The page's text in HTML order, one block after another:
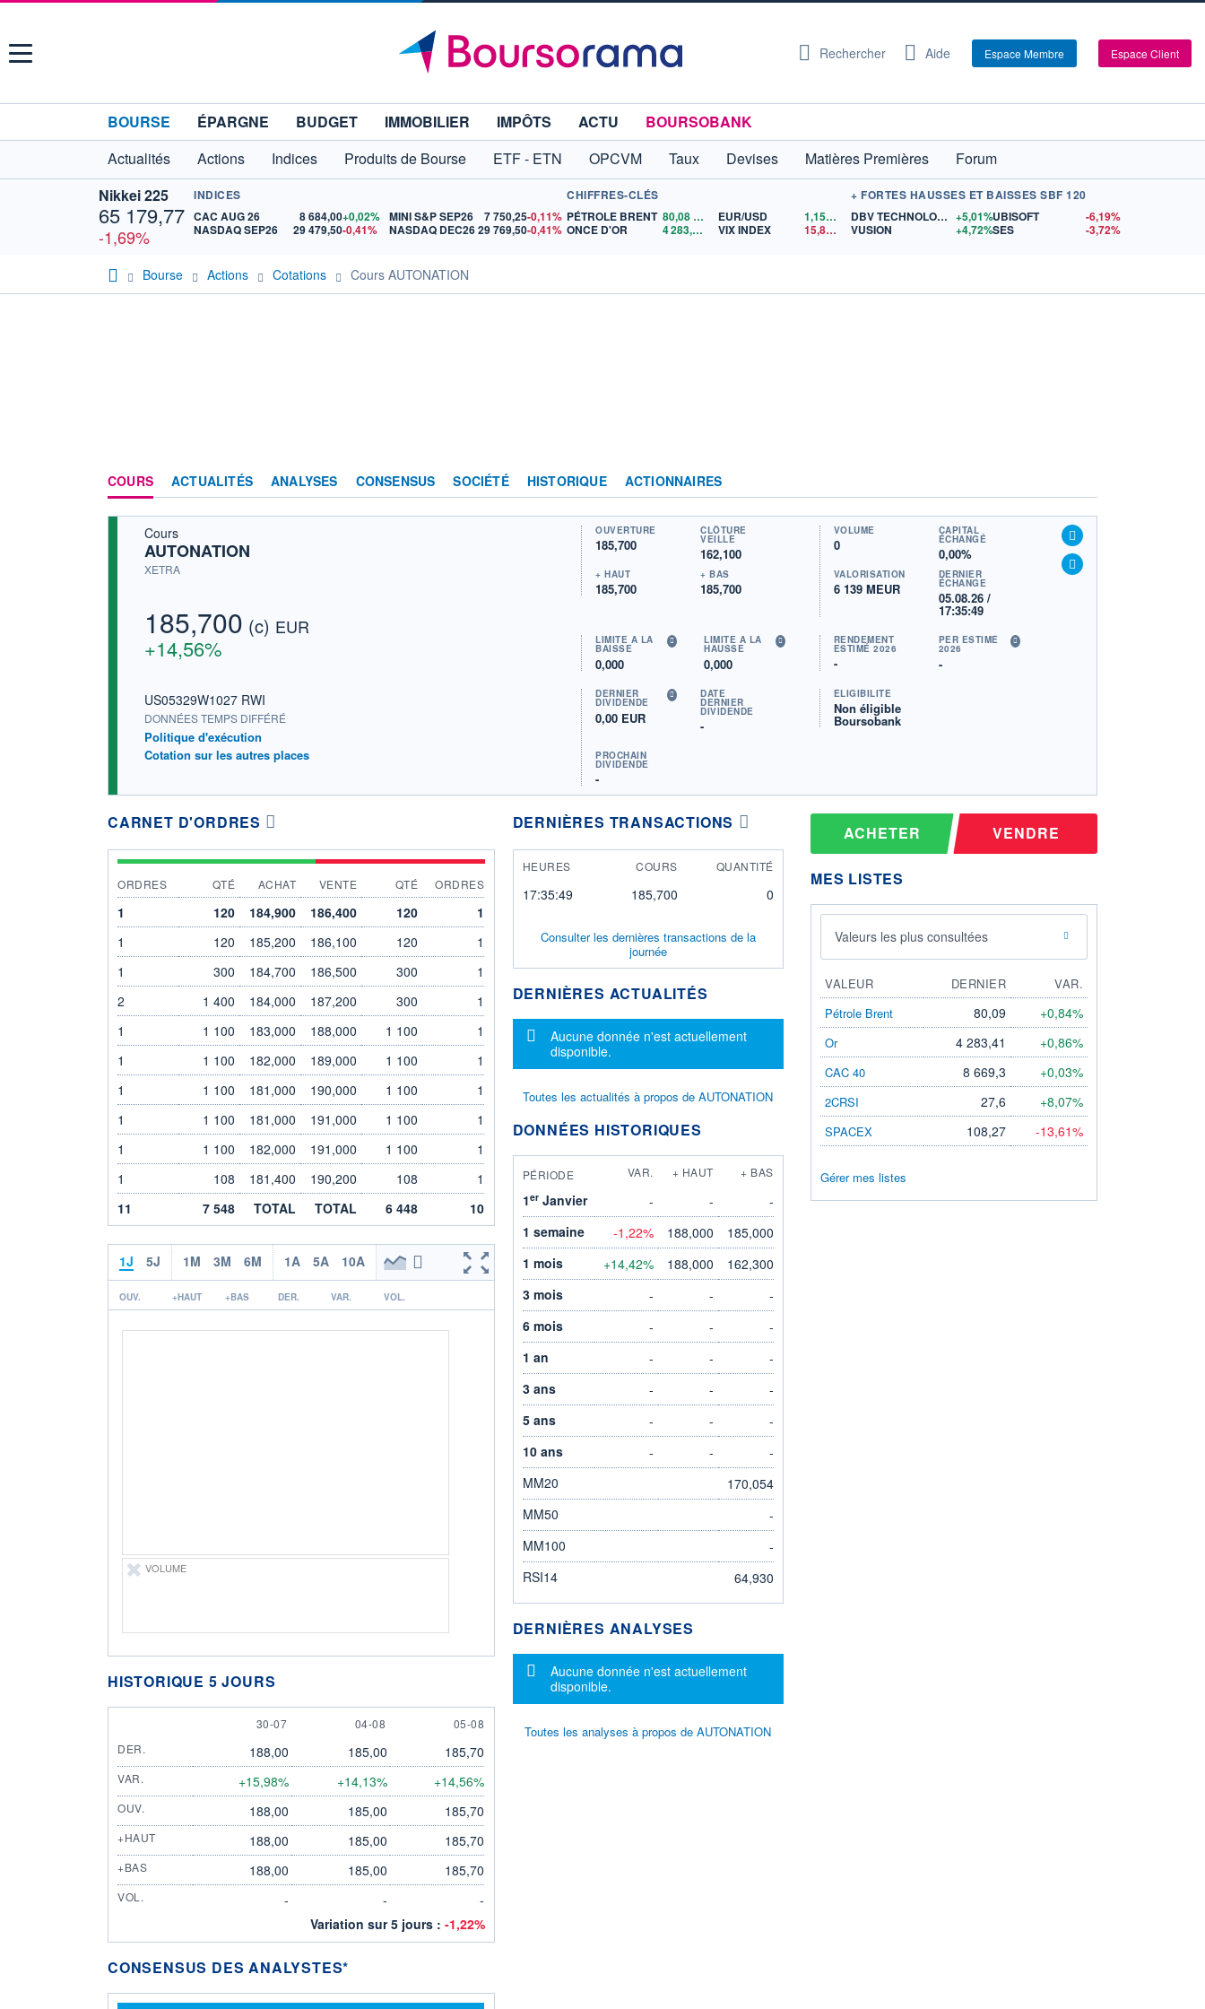
Menu Rechercher Aide Espace Membre Espace Client
BOURSE ÉPARGNE BUDGET IMMOBILIER IMPÔTS ACTU
BOURSOBANK
Actualités
Actions Indices Produits de Bourse ETF - ETN OPCVM Taux Devises Matières Premières
Forum
Nikkei 225
65 179,77
-1,69%
INDICES
CAC AUG 26
8 684,00+0,02%
NASDAQ SEP26
29 479,50-0,41%
MINI S&P SEP26 7 750,25-0,11%
NASDAQ DEC2629 769,50-0,41%
CHIFFRES-CLÉS
PÉTROLE BRENT 80,08
ONCE D'OR
4 283,41 $US
EUR/USD 1,1558
$US
VIX INDEX
15,81$US
+ FORTES HAUSSES ET BAISSES SBF 120
DBV TECHNOLOGIES +5,01%
VUSION
+4,72%
UBISOFT
-6,19%
SES
-3,72%
Bourse Actions Cotations Cours AUTONATION
COURS ACTUALITÉS ANALYSES CONSENSUS SOCIÉTÉ HISTORIQUE ACTIONNAIRES
Cours
AUTONATION
XETRA
185,700 (c) EUR
+14,56%
US05329W1027 RWI
DONNÉES TEMPS DIFFÉRÉ
Politique d'exécution
Cotation sur les autres places
OUVERTURE
185,700
CLÔTURE
VEILLE
162,100
+ HAUT
185,700
+ BAS
185,700
VOLUME
0
CAPITAL
ÉCHANGÉ
0,00%
VALORISATION
6 139 MEUR
DERNIER
ÉCHANGE
05.08.26 /
17:35:49
LIMITE À LA
BAISSE
0,000
LIMITE À LA
HAUSSE
0,000
RENDEMENT
ESTIMÉ 2026
-
PER ESTIMÉ
2026
-
DERNIER
DIVIDENDE
0,00 EUR
DATE
DERNIER
DIVIDENDE
-
PROCHAIN
DIVIDENDE
-
ÉLIGIBILITÉ
Non éligible
Boursobank
CARNET D'ORDRES
ORDRES QTÉ ACHAT VENTE QTÉ ORDRES
1 120 184,900 186,400 120
1
1
120 185,200 186,100 120
1
1
300 184,700 186,500 300
1
2
1 400 184,000 187,200 300
1
1
1 100 183,000 188,000 1 100
1
1
1 100 182,000 189,000 1 100
1
1
1 100 181,000 190,000 1 100
1
1
1 100 181,000 191,000 1 100
1
1
1 100 182,000 191,000 1 100
1
1
108 181,400 190,200 108
1
11
7 548 TOTAL TOTAL 6 448 10
1J 5J 1M 3M 6M 1A 5A 10A
OUV. +HAUT +BAS DER. VAR. VOL.
VOLUME
HISTORIQUE 5 JOURS
30 JULY
30-07 4 AUGUST
04-08 5 AUGUST
05-08
DER.
188,00 185,00 185,70
VAR. +15,98% +14,13% +14,56%
OUV. 188,00 185,00 185,70
+HAUT 188,00 185,00 185,70
+BAS 188,00 185,00 185,70
VOL. - -
-
Variation sur 5 jours : -1,22%
CONSENSUS DES ANALYSTES*
DERNIÈRES TRANSACTIONS
HEURES COURS QUANTITÉ
17:35:49 185,700 0
Consulter les dernières transactions de la
journée
DERNIÈRES ACTUALITÉS
Message d'information
Aucune donnée n'est actuellement
disponible.
Toutes les actualités à propos de AUTONATION
DONNÉES HISTORIQUES
PÉRIODE VAR. + HAUT + BAS
1erJanvier - -
-
1 semaine
-1,22% 188,000
185,000
1 mois
+14,42% 188,000
162,300
3 mois
- -
-
6 mois
- -
-
1 an
- -
-
3 ans
- -
-
5 ans
- -
-
10 ans
- -
-
MM20
170,054
MM50
-
MM100
-
RSI14
64,930
DERNIÈRES ANALYSES
Message d'information
Aucune donnée n'est actuellement
disponible.
Toutes les analyses à propos de AUTONATION
ACHETER VENDRE
MES LISTES
Valeurs les plus consultées
VALEUR DERNIER
VAR.
Pétrole Brent
80,09 +0,84%
Or 4 283,41 +0,86%
CAC 40 8 669,3 +0,03%
2CRSI 27,6 +8,07%
SPACEX 108,27 -13,61%
Gérer mes listes